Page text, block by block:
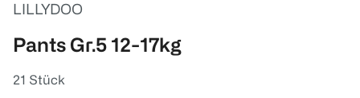
LILLYDOO
Pants Gr.5 12-17kg
21 Stück